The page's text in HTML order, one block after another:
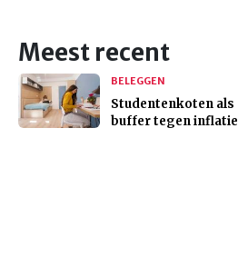
Meest recent
BELEGGEN
Studentenkoten als
buffer tegen inflatie